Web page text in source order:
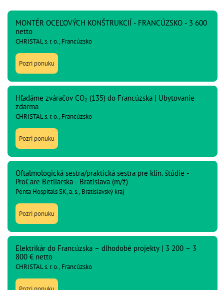
MONTÉR OCEĽOVÝCH KONŠTRUKCIÍ - FRANCÚZSKO - 3 600
netto
CHRISTAL s. r. o., Francúzsko
Pozri ponuku
Hľadáme zváračov CO₂ (135) do Francúzska | Ubytovanie
zdarma
CHRISTAL s. r. o., Francúzsko
Pozri ponuku
Oftalmologická sestra/praktická sestra pre klin. štúdie -
ProCare Betliarska - Bratislava (m/ž)
Penta Hospitals SK, a. s., Bratislavský kraj
Pozri ponuku
Elektrikár do Francúzska – dlhodobé projekty | 3 200 – 3
800 € netto
CHRISTAL s. r. o., Francúzsko